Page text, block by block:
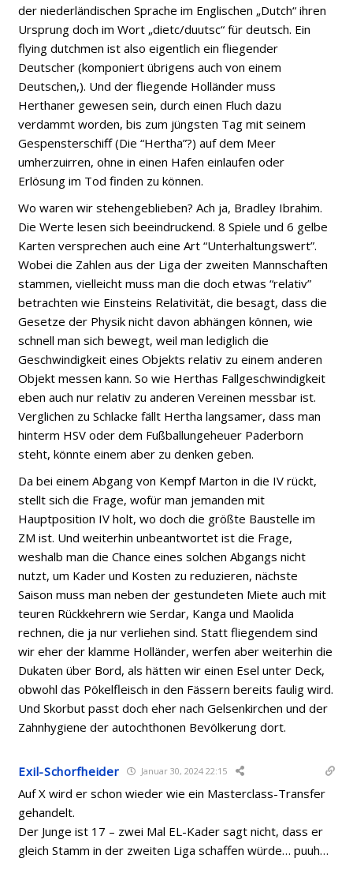
der niederländischen Spracheim Englischen „Dutch“ ihren
Ursprung doch im Wort „dietc/duutsc“ für deutsch. Ein
flying dutchmen ist also eigentlich ein fliegender
Deutscher (komponiert übrigens auch von einem
Deutschen,). Und der fliegende Holländer muss
Herthaner gewesen sein, durch einen Fluch dazu
verdammt worden, bis zum jüngsten Tag mit seinem
Gespensterschiff (Die “Hertha”?) auf dem Meer
umherzuirren, ohne in einen Hafen einlaufen oder
Erlösung im Tod finden zu können.
Wo waren wir stehengeblieben? Ach ja, Bradley Ibrahim.
Die Werte lesen sich beeindruckend. 8 Spiele und 6 gelbe
Karten versprechen auch eine Art “Unterhaltungswert”.
Wobei die Zahlen aus der Liga der zweiten Mannschaften
stammen, vielleicht muss man die doch etwas “relativ”
betrachten wie Einsteins Relativität, die besagt, dass die
Gesetze der Physik nicht davon abhängen können, wie
schnell man sich bewegt, weil man lediglich die
Geschwindigkeit eines Objekts relativ zu einem anderen
Objekt messen kann. So wie Herthas Fallgeschwindigkeit
eben auch nur relativ zu anderen Vereinen messbar ist.
Verglichen zu Schlacke fällt Hertha langsamer, dass man
hinterm HSV oder dem Fußballungeheuer Paderborn
steht, könnte einem aber zu denken geben.
Da bei einem Abgang von Kempf Marton in die IV rückt,
stellt sich die Frage, wofür man jemanden mit
Hauptposition IV holt, wo doch die größte Baustelle im
ZM ist. Und weiterhin unbeantwortet ist die Frage,
weshalb man die Chance eines solchen Abgangs nicht
nutzt, um Kader und Kosten zu reduzieren, nächste
Saison muss man neben der gestundeten Miete auch mit
teuren Rückkehrern wie Serdar, Kanga und Maolida
rechnen, die ja nur verliehen sind. Statt fliegendem sind
wir eher der klamme Holländer, werfen aber weiterhin die
Dukaten über Bord, als hätten wir einen Esel unter Deck,
obwohl das Pökelfleisch in den Fässern bereits faulig wird.
Und Skorbut passt doch eher nach Gelsenkirchen und der
Zahnhygiene der autochthonen Bevölkerung dort.
Exil-Schorfheider Januar 30, 2024 22:15
Auf X wird er schon wieder wie ein Masterclass-Transfer
gehandelt.
Der Junge ist 17 – zwei Mal EL-Kader sagt nicht, dass er
gleich Stamm in der zweiten Liga schaffen würde… puuh…